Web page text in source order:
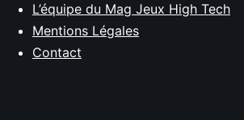
L’équipe du Mag Jeux High Tech
Mentions Légales
Contact